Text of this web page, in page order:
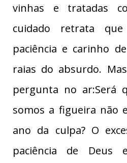
vinhas e tratadas
cuidado retrata que
paciência e carinho
raias do absurdo.
pergunta no ar:Será
somos a figueira não
ano da culpa? O
paciência de Deus